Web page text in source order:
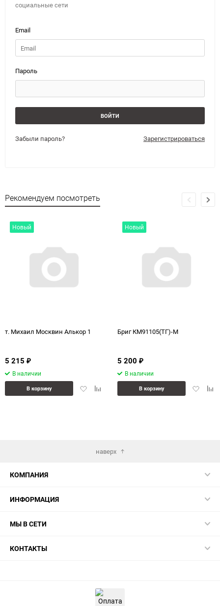
социальные сети
Email
Пароль
Забыли пароль? Зарегистрироваться
Рекомендуем посмотреть
Новый
т. Михаил Москвин Алькор 1
5 215 ₽
В наличии
ДобавитьДобавить
В корзину
Новый
Бриг КМ91105(ТГ)-М
5 200 ₽
В наличии
В корзину
наверх
КОМПАНИЯ
ИНФОРМАЦИЯ
МЫ В СЕТИ
КОНТАКТЫ